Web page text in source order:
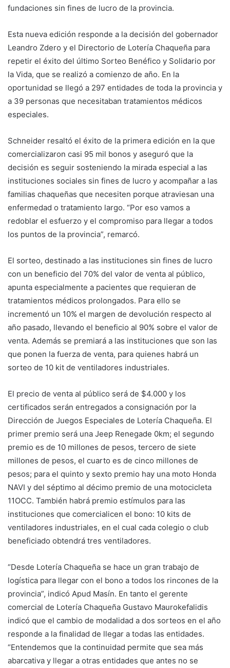
fundaciones sin fines de lucro de la provincia.
Esta nueva edición responde a la decisión del gobernador
Leandro Zdero y el Directorio de Lotería Chaqueña para
repetir el éxito del último Sorteo Benéfico y Solidario por
la Vida, que se realizó a comienzo de año. En la
oportunidad se llegó a 297 entidades de toda la provincia y
a 39 personas que necesitaban tratamientos médicos
especiales.
Schneider resaltó el éxito de la primera edición en la que
comercializaron casi 95 mil bonos y aseguró que la
decisión es seguir sosteniendo la mirada especial a las
instituciones sociales sin fines de lucro y acompañar a las
familias chaqueñas que necesiten porque atraviesan una
enfermedad o tratamiento largo. “Por eso vamos a
redoblar el esfuerzo y el compromiso para llegar a todos
los puntos de la provincia”, remarcó.
El sorteo, destinado a las instituciones sin fines de lucro
con un beneficio del 70% del valor de venta al público,
apunta especialmente a pacientes que requieran de
tratamientos médicos prolongados. Para ello se
incrementó un 10% el margen de devolución respecto al
año pasado, llevando el beneficio al 90% sobre el valor de
venta. Además se premiará a las instituciones que son las
que ponen la fuerza de venta, para quienes habrá un
sorteo de 10 kit de ventiladores industriales.
El precio de venta al público será de $4.000 y los
certificados serán entregados a consignación por la
Dirección de Juegos Especiales de Lotería Chaqueña. El
primer premio será una Jeep Renegade 0km; el segundo
premio es de 10 millones de pesos, tercero de siete
millones de pesos, el cuarto es de cinco millones de
pesos; para el quinto y sexto premio hay una moto Honda
NAVI y del séptimo al décimo premio de una motocicleta
11OCC. También habrá premio estímulos para las
instituciones que comercialicen el bono: 10 kits de
ventiladores industriales, en el cual cada colegio o club
beneficiado obtendrá tres ventiladores.
“Desde Lotería Chaqueña se hace un gran trabajo de
logística para llegar con el bono a todos los rincones de la
provincia”, indicó Apud Masín. En tanto el gerente
comercial de Lotería Chaqueña Gustavo Maurokefalidis
indicó que el cambio de modalidad a dos sorteos en el año
responde a la finalidad de llegar a todas las entidades.
“Entendemos que la continuidad permite que sea más
abarcativa y llegar a otras entidades que antes no se